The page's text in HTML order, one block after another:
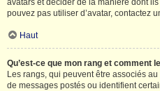
avatars et décider de la manière dont
pouvez pas utiliser d’avatar, contactez
Haut
Qu’est-ce que mon rang et comment
Les rangs, qui peuvent être associés
de messages postés ou identifient